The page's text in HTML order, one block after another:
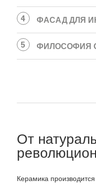
ФАСАД ДЛЯ
ФИЛОСОФИЯ
От
Керамика